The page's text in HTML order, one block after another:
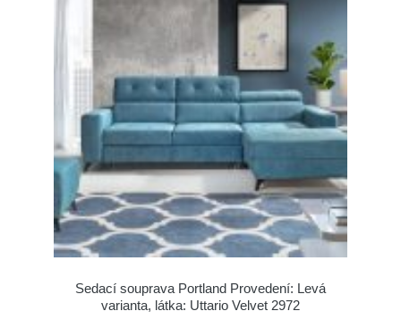
Sedací souprava Portland Provedení: Levá
varianta, látka: Uttario Velvet 2972